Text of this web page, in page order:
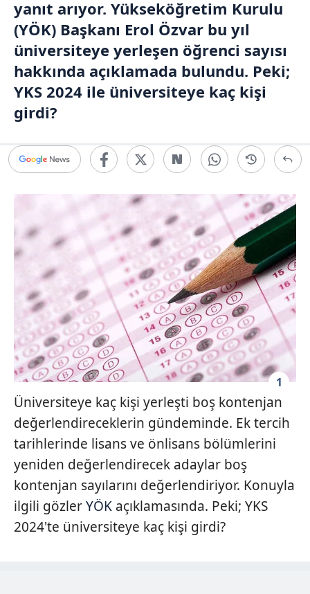
yanıt arıyor. Yükseköğretim Kurulu
(YÖK) Başkanı Erol Özvar bu yıl
üniversiteye yerleşen öğrenci sayısı
hakkında açıklamada bulundu. Peki;
YKS 2024 ile üniversiteye kaç kişi
girdi?
1
Üniversiteye kaç kişi yerleşti boş kontenjan
değerlendireceklerin gündeminde. Ek tercih
tarihlerinde lisans ve önlisans bölümlerini
yeniden değerlendirecek adaylar boş
kontenjan sayılarını değerlendiriyor. Konuyla
ilgili gözlerYÖK açıklamasında. Peki; YKS
2024'te üniversiteye kaç kişi girdi?